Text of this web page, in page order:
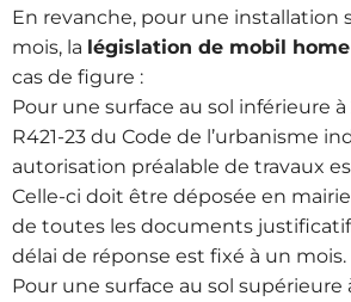
En revanche, pour une installation
mois, la législation de mobil home
cas de figure :
Pour une surface au sol inférieure
R421-23 du Code de l’urbanisme
autorisation préalable de travaux
Celle-ci doit être déposée en
de toutes les documents
délai de réponse est fixé à un mois.
Pour une surface au sol supérieure